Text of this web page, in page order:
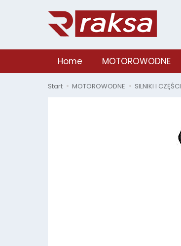
Home MOTOROWODNE
Start MOTOROWODNE SILNIKI I CZĘŚCI